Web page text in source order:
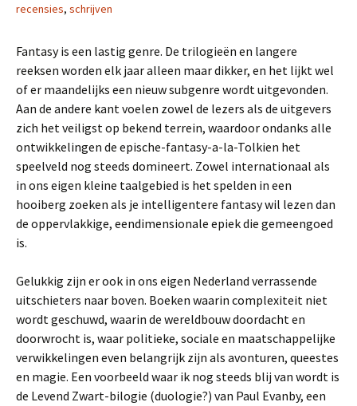
recensies, schrijven
Fantasy is een lastig genre. De trilogieën en langere
reeksen worden elk jaar alleen maar dikker, en het lijkt wel
of er maandelijks een nieuw subgenre wordt uitgevonden.
Aan de andere kant voelen zowel de lezers als de uitgevers
zich het veiligst op bekend terrein, waardoor ondanks alle
ontwikkelingen de epische-fantasy-a-la-Tolkien het
speelveld nog steeds domineert. Zowel internationaal als
in ons eigen kleine taalgebied is het spelden in een
hooiberg zoeken als je intelligentere fantasy wil lezen dan
de oppervlakkige, eendimensionale epiek die gemeengoed
is.
Gelukkig zijn er ook in ons eigen Nederland verrassende
uitschieters naar boven. Boeken waarin complexiteit niet
wordt geschuwd, waarin de wereldbouw doordacht en
doorwrocht is, waar politieke, sociale en maatschappelijke
verwikkelingen even belangrijk zijn als avonturen, queestes
en magie. Een voorbeeld waar ik nog steeds blij van wordt is
de Levend Zwart-bilogie (duologie?) van Paul Evanby, een